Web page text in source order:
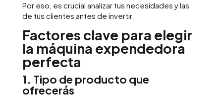
Por eso, es crucial analizar tus necesidades y las
de tus clientes antes de invertir.
Factores clave para elegir
la máquina expendedora
perfecta
1. Tipo de producto que
ofrecerás